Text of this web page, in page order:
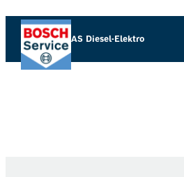
Hopp
innhold
AS Diesel-Elektro